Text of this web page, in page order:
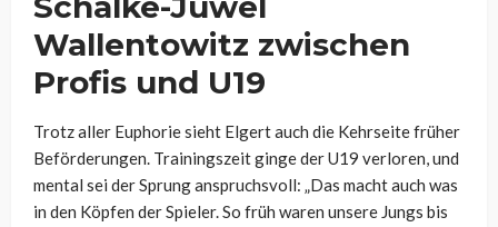
Wallentowitz zwischen
Profis und U19
Trotz aller Euphorie sieht Elgert auch die Kehrseite früher
Beförderungen. Trainingszeit ginge der U19 verloren, und
mental sei der Sprung anspruchsvoll: „Das macht auch was
in den Köpfen der Spieler. So früh waren unsere Jungs bis